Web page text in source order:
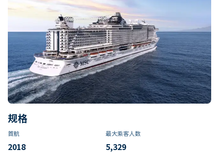
规格
首航
2018
最大乘客人数
5,329